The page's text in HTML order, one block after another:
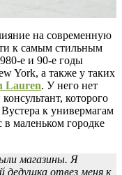
на современную
к самым стильным
е и 90-е годы
York, а также у таких
Lauren. У него нет
которого
к универмагам
в маленьком городке
магазины. Я
дедушка отвез меня к